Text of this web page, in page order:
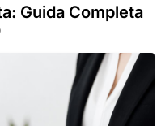
Guida Completa